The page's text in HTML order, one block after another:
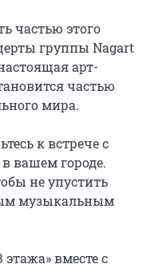
частью этого
группы Nagart
арт-
частью
мира.
к встрече с
вашем городе.
не упустить
музыкальным
вместе с